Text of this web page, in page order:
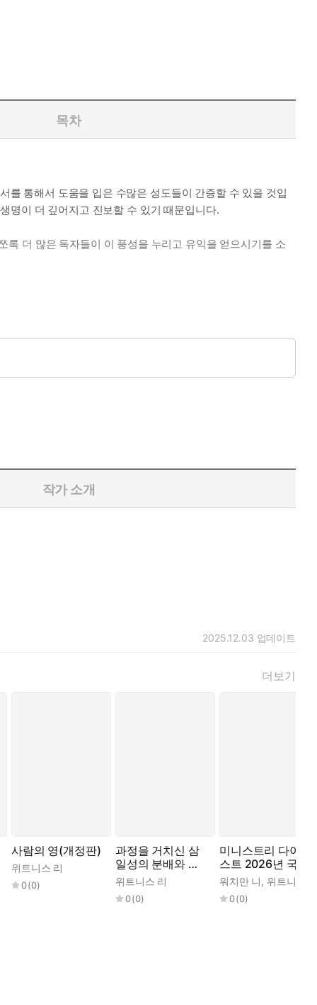
목차
통해서 도움을 입은 수많은 성도들이 간증할 수 있을 것입
명이 더 깊어지고 진보할 수 있기 때문입니다.
더 많은 독자들이 이 풍성을 누리고 유익을 얻으시기를 소
를 통해서 도움을 입은 수많은 성도들이 간증할 수 있을 것입
할 수 있게 한 삼십 년 간의 개인적인 시험과 체험을 더한 결
작가 소개
2025.12.03 업데이트
더보기
사람의 영(개정판)
위트니스 리
0(0)
과정을 거치신 삼
일성의 분배와 초
월하신 그리스도의
전달의 결과(개정
판)
위트니스 리
0(0)
미니스트리 다이제
스트 2026년 국제
현충일 섞임 특별
집회
워치만 니, 위트니스 리
0(0)